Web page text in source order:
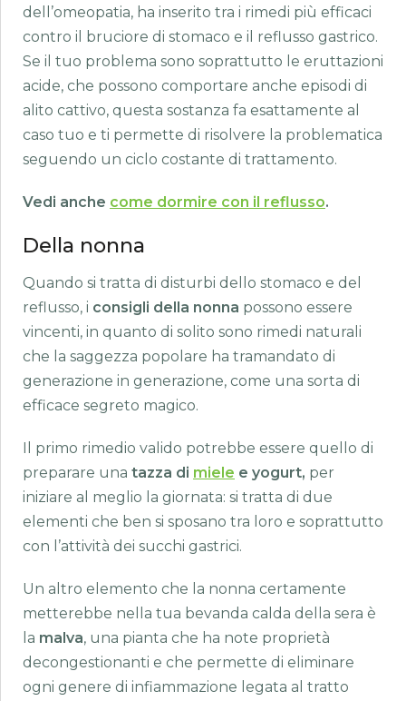
dell’omeopatia, ha inserito tra i rimedi più efficaci
contro il bruciore di stomaco e il reflusso gastrico.
Se il tuo problema sono soprattutto le eruttazioni
acide, che possono comportare anche episodi di
alito cattivo, questa sostanza fa esattamente al
caso tuo e ti permette di risolvere la problematica
seguendo un ciclo costante di trattamento.
Vedi anche come dormire con il reflusso.
Della nonna
Quando si tratta di disturbi dello stomaco e del
reflusso, i consigli della nonna possono essere
vincenti, in quanto di solito sono rimedi naturali
che la saggezza popolare ha tramandato di
generazione in generazione, come una sorta di
efficace segreto magico.
Il primo rimedio valido potrebbe essere quello di
preparare una tazza di miele e yogurt, per
iniziare al meglio la giornata: si tratta di due
elementi che ben si sposano tra loro e soprattutto
con l’attività dei succhi gastrici.
Un altro elemento che la nonna certamente
metterebbe nella tua bevanda calda della sera è
la malva, una pianta che ha note proprietà
decongestionanti e che permette di eliminare
ogni genere di infiammazione legata al tratto